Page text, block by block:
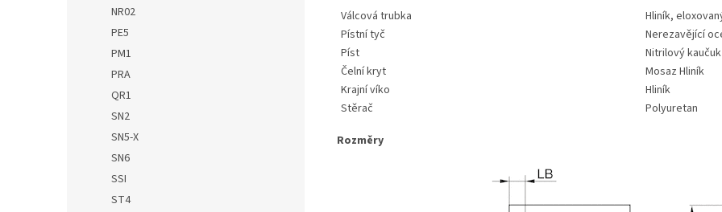
NR02
PE5
PM1
PRA
QR1
SN2
SN5-X
SN6
SSI
ST4
Válcová trubka
Hliník,
Pístní tyč
Nerezavějící
Píst
Nitrilový kaučuk
Čelní kryt
Mosaz Hliník
Krajní víko
Hliník
Stěrač
Polyuretan
Rozměry